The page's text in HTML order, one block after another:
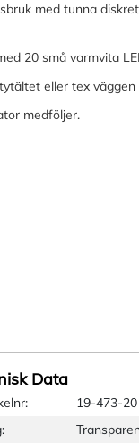
med tunna
20 små varmvita
eller tex
medföljer.
Data
19-473-20